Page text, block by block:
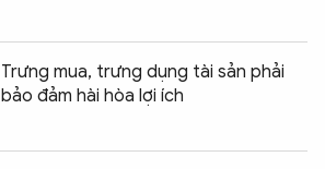
Trưng mua, trưng dụng tài sản phải
bảo đảm hài hòa lợi ích